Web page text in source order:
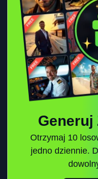
Generuj
Otrzymaj 10
jedno dziennie.